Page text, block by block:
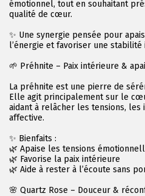
émotionnel, tout en souhaitant
qualité de cœur.
✨ Une synergie pensée pour
l’énergie et favoriser une
🌱 Préhnite – Paix intérieure &
La préhnite est une pierre de
Elle agit principalement sur le
aidant à relâcher les tensions, les
affective.
✨ Bienfaits :
🌿 Apaise les tensions
🌿 Favorise la paix intérieure
🌿 Aide à rester à l’écoute sans
🌸 Quartz Rose – Douceur &